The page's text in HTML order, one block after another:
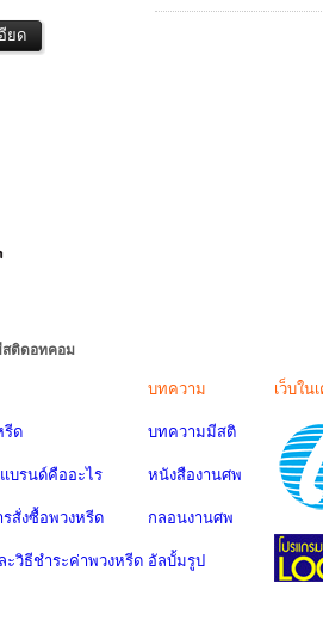
สติดอทคอม
รีด
บรนด์คืออะไร
สั่งซื้อพวงหรีด
ะวิธีชำระค่าพวงหรีด
บทความ
บทความมีสติ
หนังสืองานศพ
กลอนงานศพ
อัลบั้มรูป
เว็บใน